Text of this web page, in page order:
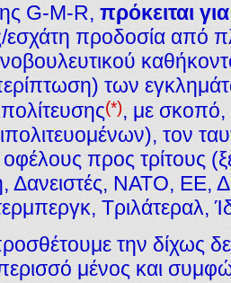
G-M-R, πρόκειται
εσχάτη προδοσία από
των
(*), με σκοπό,
τον
οφέλους προς τρίτους
Δανειστές, ΝΑΤΟ, ΕΕ,
Τριλάτεραλ,
την δίχως
μένος και